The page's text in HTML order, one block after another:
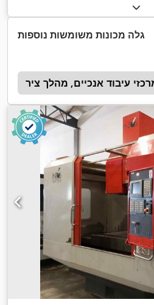
גלה מכונות משומשות נוספות